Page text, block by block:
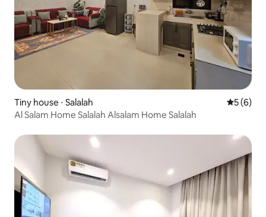
Tiny house ⋅ Salalah
5 (6)
Al Salam Home Salalah Alsalam Home Salalah